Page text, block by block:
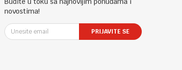
novostima!
PRIJAVITE SE